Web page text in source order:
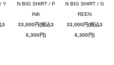
Y
3
N BIG SHIRT / P
INK
33,000円(税込3
6,300円)
N BIG SHIRT / G
REEN
33,000円(税込3
6,300円)